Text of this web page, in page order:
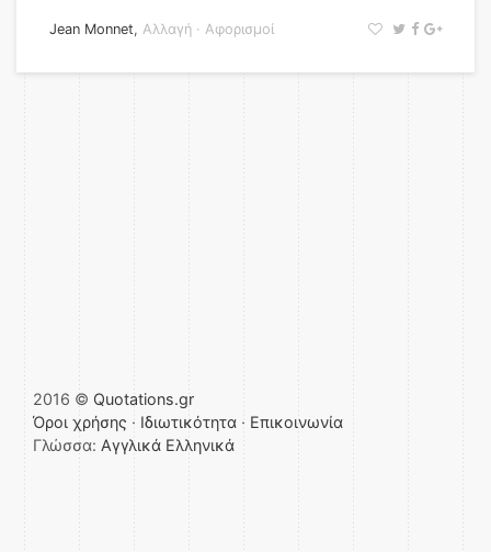
Jean Monnet, Αλλαγή · Αφορισμοί
2016 © Quotations.gr
Όροι χρήσης · Ιδιωτικότητα · Επικοινωνία
Γλώσσα: Αγγλικά Ελληνικά